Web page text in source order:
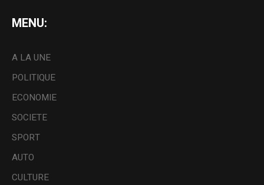
MENU:
A LA UNE
POLITIQUE
ECONOMIE
SOCIETE
SPORT
AUTO
CULTURE